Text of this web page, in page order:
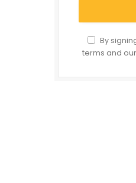
By
terms and our